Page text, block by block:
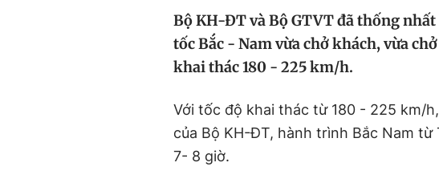
Bộ KH-ĐT và Bộ GTVT đã thống
tốc Bắc - Nam vừa chở khách, vừa
khai thác 180 - 225 km/h.
Với tốc độ khai thác từ 180 - 225 km/
của Bộ KH-ĐT, hành trình Bắc Nam từ
7- 8 giờ.